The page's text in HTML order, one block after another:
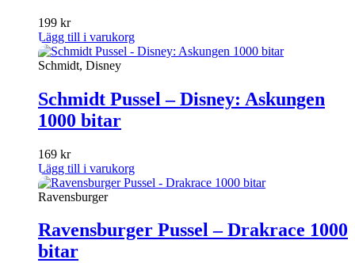
199 kr
Lägg till i varukorg
Schmidt, Disney
Schmidt Pussel – Disney: Askungen
1000 bitar
169 kr
Lägg till i varukorg
Ravensburger
Ravensburger Pussel – Drakrace 1000
bitar